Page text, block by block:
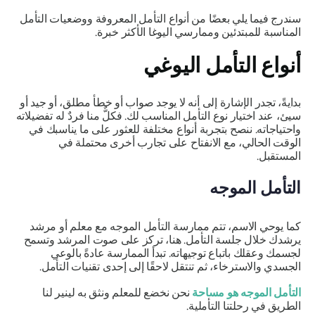
سندرج فيما يلي بعضًا من أنواع التأمل المعروفة ووضعيات التأمل
المناسبة للمبتدئين وممارسي اليوغا الأكثر خبرة.
أنواع التأمل اليوغي
بدايةً، تجدر الإشارة إلى أنه لا يوجد صواب أو خطأ مطلق، أو جيد أو
سيئ، عند اختيار نوع التأمل المناسب لك. فكلٌّ منا فردٌ له تفضيلاته
واحتياجاته. ننصح بتجربة أنواع مختلفة للعثور على ما يناسبك في
الوقت الحالي، مع الانفتاح على تجارب أخرى محتملة في
المستقبل.
التأمل الموجه
كما يوحي الاسم، تتم ممارسة التأمل الموجه مع معلم أو مرشد
يرشدك خلال جلسة التأمل. هنا، تركز على صوت المرشد وتسمح
لجسمك وعقلك باتباع توجيهاته. تبدأ الممارسة عادةً بالوعي
الجسدي والاسترخاء، ثم تنتقل لاحقًا إلى إحدى تقنيات التأمل.
التأمل الموجه هو مساحةنحن نخضع للمعلم ونثق به لينير لنا
الطريق في رحلتنا التأملية.